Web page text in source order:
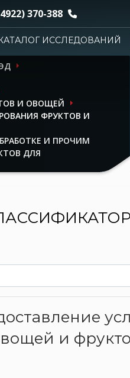
370-388
КАТАЛОГ ИССЛЕДОВАНИЙ
И ОВОЩЕЙ
ФРУКТОВ И
И ПРОЧИМ
ДЛЯ
и